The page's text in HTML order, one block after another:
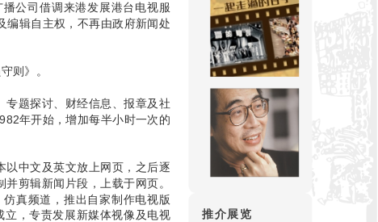
公司借调来港发展港台电视服
编辑自主权，不再由政府新闻处
则》。
专题探讨、财经信息、报章及社
年开始，增加每半小时一次的
以中文及英文放上网页，之后逐
剪辑新闻片段，上载于网页。
真频道，推出自家制作电视版
立，专责发展新媒体视像及电视
推介展览